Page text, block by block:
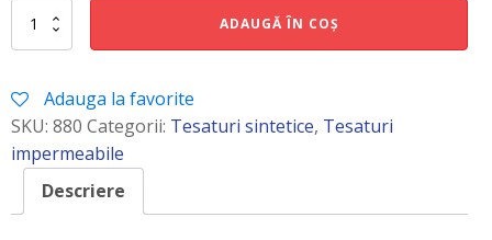
Cantitate
material
ADAUGĂ ÎN COȘ
Adauga la favorite
SKU: 880 Categorii: Tesaturi sintetice, Tesaturi
impermeabile
Descriere